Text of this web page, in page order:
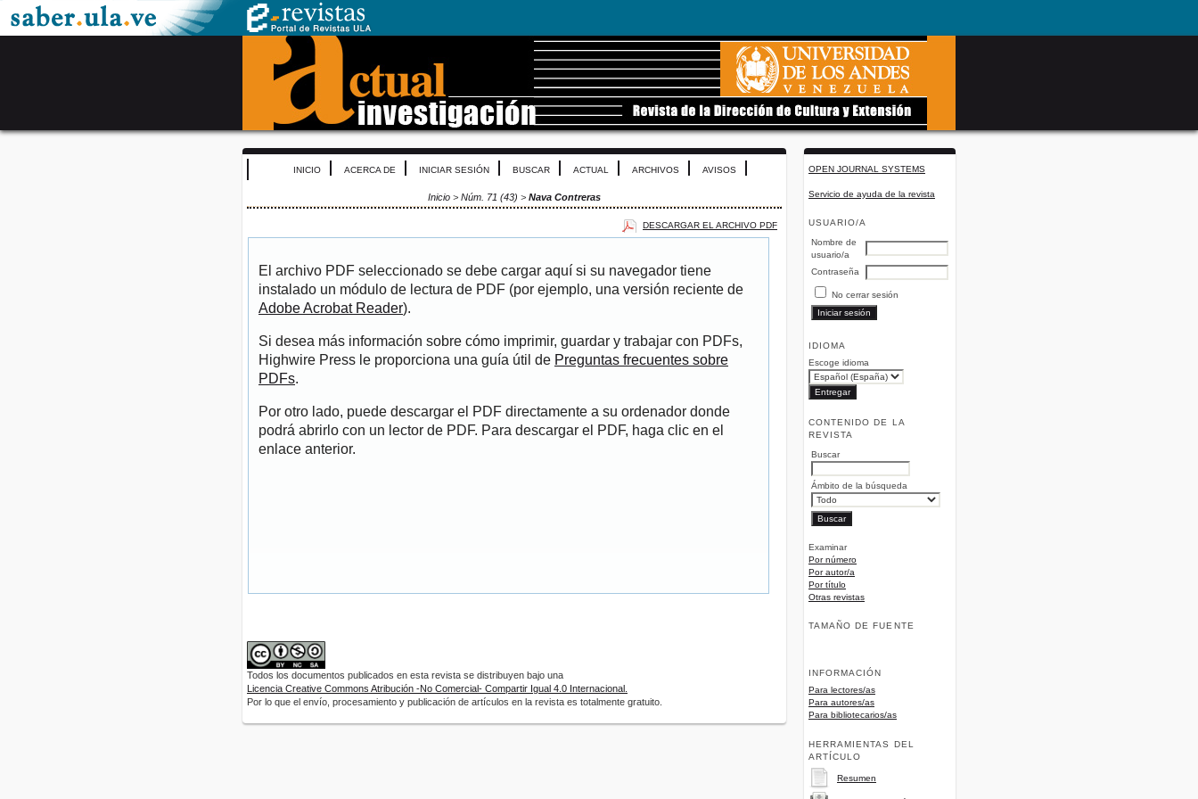
OPEN JOURNAL SYSTEMS
Servicio de ayuda de la revista
USUARIO/A
Nombre de
usuario/a
Contraseña
No cerrar sesión
IDIOMA
Escoge idioma
CONTENIDO DE LA
REVISTA
Buscar
Ámbito de la búsqueda
Examinar
Por número
Por autor/a
Por título
Otras revistas
TAMAÑO DE FUENTE
INFORMACIÓN
Para lectores/as
Para autores/as
Para bibliotecarios/as
HERRAMIENTAS DEL
ARTÍCULO
Resumen
INICIO ACERCA DE INICIAR SESIÓN BUSCAR ACTUAL ARCHIVOS AVISOS
Inicio > Núm. 71 (43) > Nava Contreras
DESCARGAR EL ARCHIVO PDF
El archivo PDF seleccionado se debe cargar aquí si su navegador tiene
instalado un módulo de lectura de PDF (por ejemplo, una versión reciente de
Adobe Acrobat Reader).
Si desea más información sobre cómo imprimir, guardar y trabajar con PDFs,
Highwire Press le proporciona una guía útil de Preguntas frecuentes sobre
PDFs.
Por otro lado, puede descargar el PDF directamente a su ordenador donde
podrá abrirlo con un lector de PDF. Para descargar el PDF, haga clic en el
enlace anterior.
Todos los documentos publicados en esta revista se distribuyen bajo una
Licencia Creative Commons Atribución -No Comercial- Compartir Igual 4.0 Internacional.
Por lo que el envío, procesamiento y publicación de artículos en la revista es totalmente gratuito.